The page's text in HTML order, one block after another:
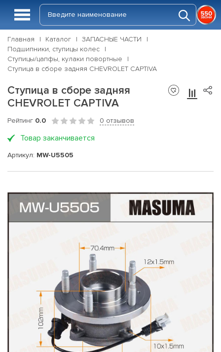
Главная Каталог
ЗАПАСНЫЕ ЧАСТИ
Подшипники, ступицы колес
Ступицы/цапфы, кулаки повортные
Ступица в сборе задняя CHEVROLET CAPTIVA
Ступица в сборе задняя
CHEVROLET CAPTIVA
Рейтинг 0.0 0 отзывов
Товар заканчивается
Артикул: MW-U5505